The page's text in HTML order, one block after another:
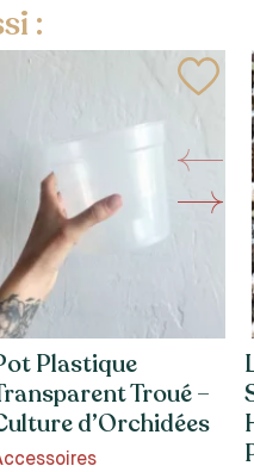
:
Plastique
Troué –
d’Orchidées